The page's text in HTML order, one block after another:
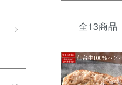
全13商品